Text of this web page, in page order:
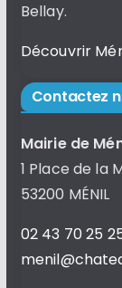
Bellay.
Découvrir
Contactez
Mairie de
1 Place de la
53200 MÉNIL
02 43 70 25